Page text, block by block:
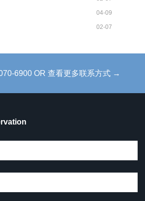
04-09
02-07
6900 OR 查看更多联系方式 →